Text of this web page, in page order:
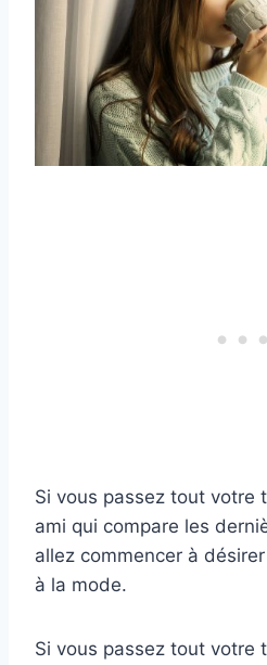
Si vous passez tout votre
ami qui compare les
allez commencer à
à la mode.
Si vous passez tout votre